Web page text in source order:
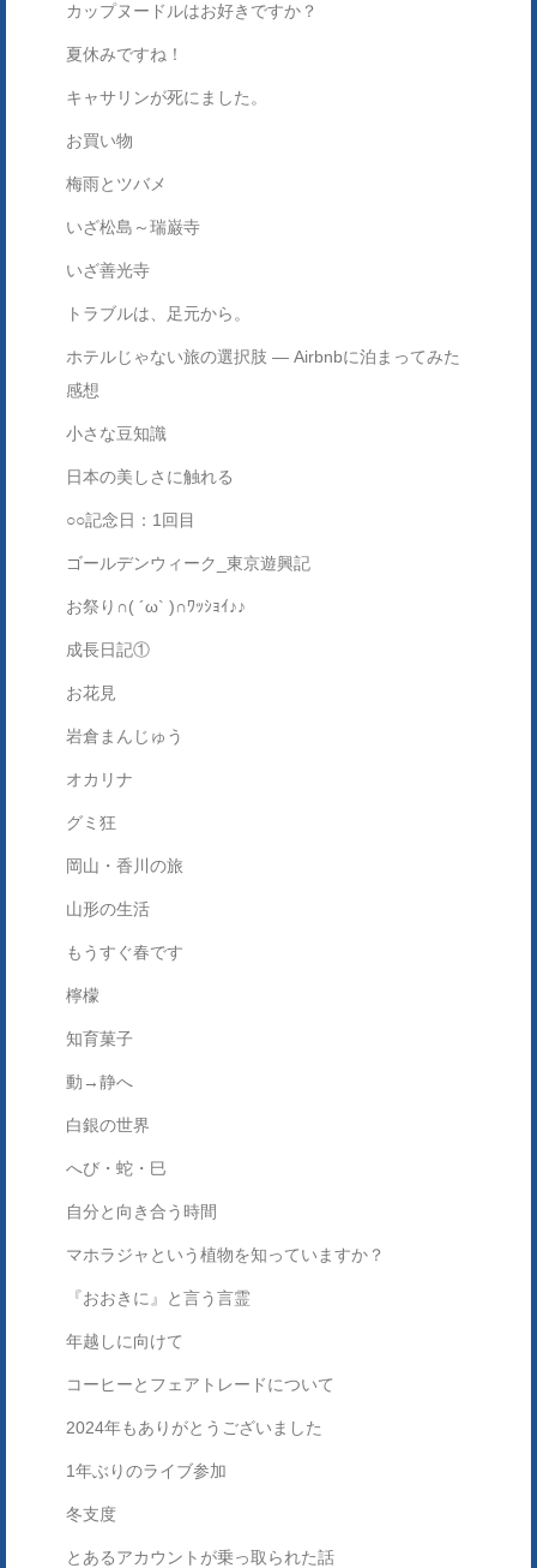
カップヌードルはお好きですか？
夏休みですね！
キャサリンが死にました。
お買い物
梅雨とツバメ
いざ松島～瑞巌寺
いざ善光寺
トラブルは、足元から。
ホテルじゃない旅の選択肢 ― Airbnbに泊まってみた
感想
小さな豆知識
日本の美しさに触れる
○○記念日：1回目
ゴールデンウィーク_東京遊興記
お祭り∩( ´ω` )∩ﾜｯｼｮｲ♪♪
成長日記①
お花見
岩倉まんじゅう
オカリナ
グミ狂
岡山・香川の旅
山形の生活
もうすぐ春です
檸檬
知育菓子
動→静へ
白銀の世界
へび・蛇・巳
自分と向き合う時間
マホラジャという植物を知っていますか？
『おおきに』と言う言霊
年越しに向けて
コーヒーとフェアトレードについて
2024年もありがとうございました
1年ぶりのライブ参加
冬支度
とあるアカウントが乗っ取られた話